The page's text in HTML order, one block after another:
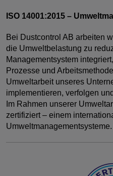
ISO 14001:2015 –
Bei Dustcontrol AB arbeiten
die Umweltbelastung zu
Managementsystem
Prozesse und
Umweltarbeit unseres
implementieren, verfolgen
Im Rahmen unserer
zertifiziert – einem
Umweltmanagementsysteme.